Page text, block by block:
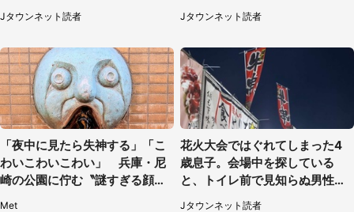
チャそうな男性が...（神奈川
県・40代女性）
Jタウンネット読者 Jタウンネット読者
「夜中に見たら失神する」「こ
わいこわいこわい」 兵庫・尼
崎の公園に佇む〝謎すぎる顔〟
Met
花火大会ではぐれてしまった4
歳息子。会場中を探している
と、トイレ前で見知らぬ男性に
（東京都・女性）
Jタウンネット読者